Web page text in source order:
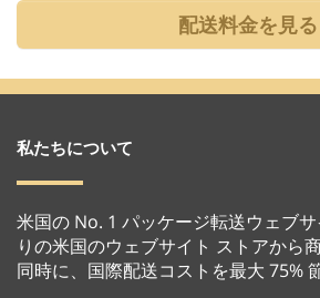
私たちについて
米国の No. 1 パッケージ転送ウェブ
りの米国のウェブサイト ストアから
同時に、国際配送コストを最大 75%